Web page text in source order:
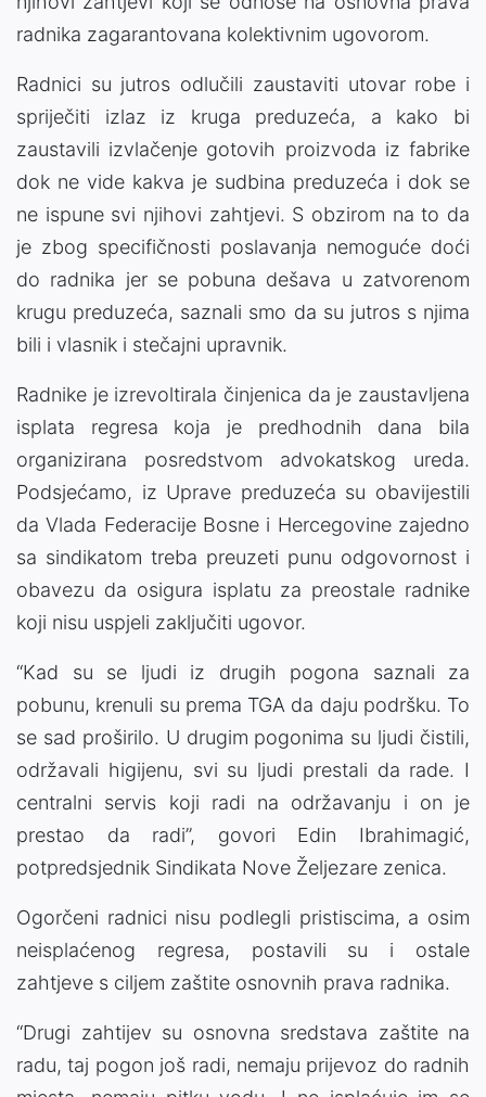
radnika zagarantovana kolektivnim ugovorom.
Radnici su jutros odlučili zaustaviti utovar robe i
spriječiti izlaz iz kruga preduzeća, a kako bi
zaustavili izvlačenje gotovih proizvoda iz fabrike
dok ne vide kakva je sudbina preduzeća i dok se
ne ispune svi njihovi zahtjevi. S obzirom na to da
je zbog specifičnosti poslavanja nemoguće doći
do radnika jer se pobuna dešava u zatvorenom
krugu preduzeća, saznali smo da su jutros s njima
bili i vlasnik i stečajni upravnik.
Radnike je izrevoltirala činjenica da je zaustavljena
isplata regresa koja je predhodnih dana bila
organizirana posredstvom advokatskog ureda.
Podsjećamo, iz Uprave preduzeća su obavijestili
da Vlada Federacije Bosne i Hercegovine zajedno
sa sindikatom treba preuzeti punu odgovornost i
obavezu da osigura isplatu za preostale radnike
koji nisu uspjeli zaključiti ugovor.
“Kad su se ljudi iz drugih pogona saznali za
pobunu, krenuli su prema TGA da daju podršku. To
se sad proširilo. U drugim pogonima su ljudi čistili,
održavali higijenu, svi su ljudi prestali da rade. I
centralni servis koji radi na održavanju i on je
prestao da radi”, govori Edin Ibrahimagić,
potpredsjednik Sindikata Nove Željezare zenica.
Ogorčeni radnici nisu podlegli pristiscima, a osim
neisplaćenog regresa, postavili su i ostale
zahtjeve s ciljem zaštite osnovnih prava radnika.
“Drugi zahtijev su osnovna sredstava zaštite na
radu, taj pogon još radi, nemaju prijevoz do radnih